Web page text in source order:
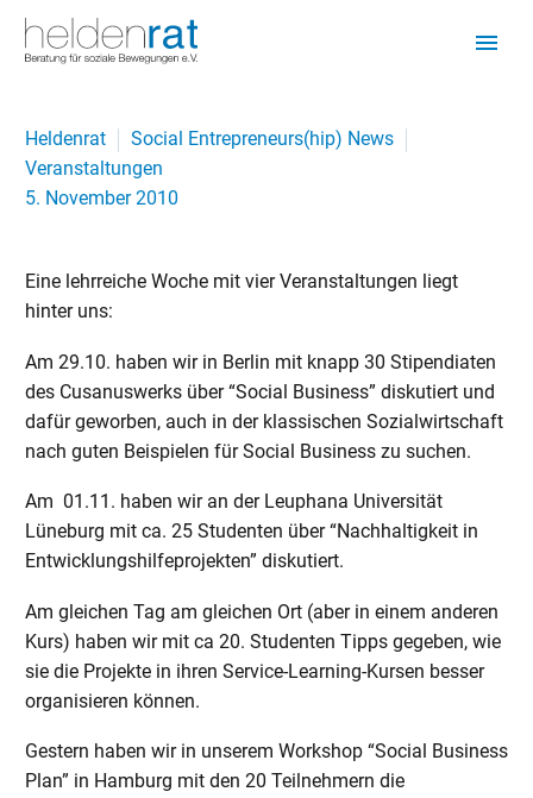
Heldenrat
Social Entrepreneurs(hip) News
Veranstaltungen
5. November 2010
Eine lehrreiche Woche mit vier Veranstaltungen liegt
hinter uns:
Am 29.10. haben wir in Berlin mit knapp 30 Stipendiaten
des Cusanuswerks über “Social Business” diskutiert und
dafür geworben, auch in der klassischen Sozialwirtschaft
nach guten Beispielen für Social Business zu suchen.
Am 01.11. haben wir an der Leuphana Universität
Lüneburg mit ca. 25 Studenten über “Nachhaltigkeit in
Entwicklungshilfeprojekten” diskutiert.
Am gleichen Tag am gleichen Ort (aber in einem anderen
Kurs) haben wir mit ca 20. Studenten Tipps gegeben, wie
sie die Projekte in ihren Service-Learning-Kursen besser
organisieren können.
Gestern haben wir in unserem Workshop “Social Business
Plan” in Hamburg mit den 20 Teilnehmern die